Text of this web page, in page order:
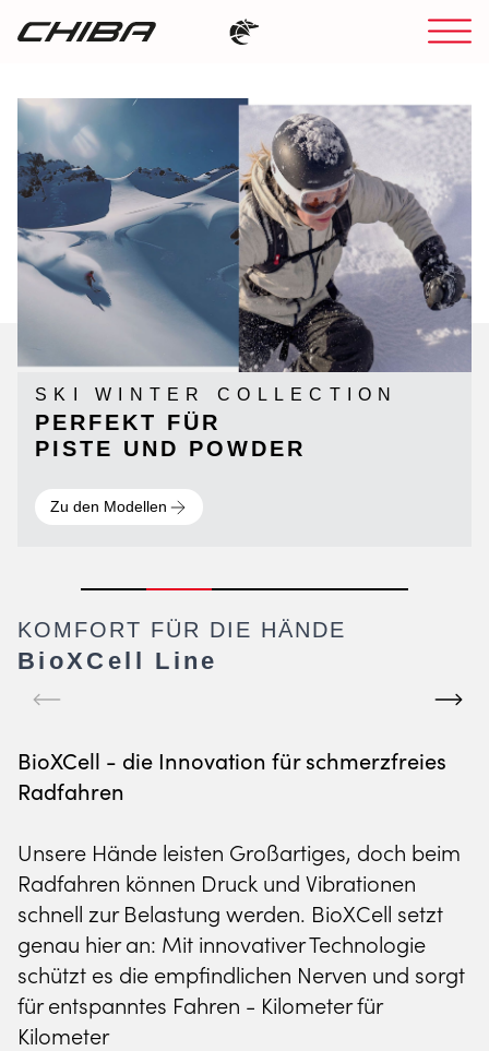
RAD SOMMER
KOMFORT AUF
JEDEM TERRAIN
Zu den Modellen
SKI WINTER COLLECTION
PERFEKT FÜR
PISTE UND POWDER
Zu den Modellen
FITNESS LINE
KOMFORT BEI
JEDER WIEDERHOLUNG
Zu den Modellen
RADBEKLEIDUNG
PERFORMANCE FÜR
JEDES TERRAIN
Zu den Modellen
RAD WINTER COLLECTION
BEREIT FÜR REGEN,
SCHNEE & KÄLTE
Zu den Modellen
KOMFORT FÜR DIE HÄNDE
BioXCell Line
BioXCell - die Innovation für schmerzfreies
Radfahren
Unsere Hände leisten Großartiges, doch beim
Radfahren können Druck und Vibrationen
schnell zur Belastung werden. BioXCell setzt
genau hier an: Mit innovativer Technologie
schützt es die empfindlichen Nerven und sorgt
für entspanntes Fahren - Kilometer für
Kilometer